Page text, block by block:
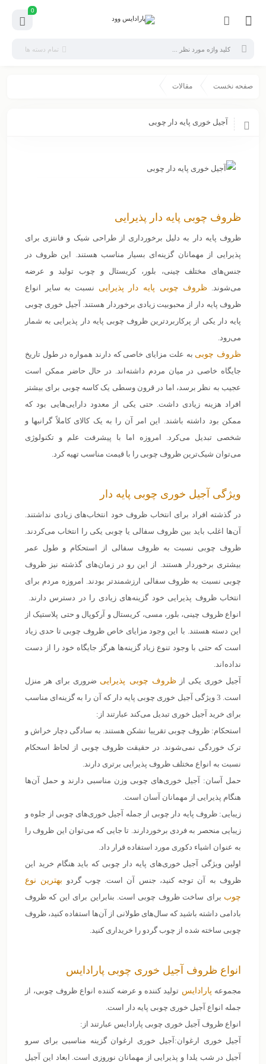
0
تمام دسته ها
صفحه نخست مقالات
آجیل خوری پایه دار چوبی
ظروف چوبی پایه دار پذیرایی
ظروف پایه دار به دلیل برخورداری از طراحی شیک و فانتزی برای
پذیرایی از مهمانان گزینه‌ای بسیار مناسب هستند. این ظروف در
جنس‌های مختلف چینی، بلور، کریستال و چوب تولید و عرضه
می‌شوند. ظروف چوبی پایه دار پذیرایی نسبت به سایر انواع
ظروف پایه دار از محبوبیت زیادی برخوردار هستند. آجیل خوری چوبی
پایه دار یکی از پرکاربردترین ظروف چوبی پایه دار پذیرایی به شمار
می‌رود.
ظروف چوبی به علت مزایای خاصی که دارند همواره در طول تاریخ
جایگاه خاصی در میان مردم داشته‌اند. در حال حاضر ممکن است
عجیب به نظر برسد، اما در قرون وسطی یک کاسه چوبی برای بیشتر
افراد هزینه زیادی داشت. حتی یکی از معدود دارایی‌هایی بود که
ممکن بود داشته باشند. این امر آن را به یک کالای کاملاً گرانبها و
شخصی تبدیل می‌کرد‌. امروزه اما با پیشرفت علم و تکنولوژی
می‌توان شیک‌ترین ظروف چوبی را با قیمت مناسب تهیه کرد.
ویژگی آجیل خوری چوبی پایه دار
در گذشته افراد برای انتخاب ظروف خود انتخاب‌های زیادی نداشتند.
آن‌ها اغلب باید بین ظروف سفالی یا چوبی یکی را انتخاب می‌کردند.
ظروف چوبی نسبت به ظروف سفالی از استحکام و طول عمر
بیشتری برخوردار هستند. از این رو در زمان‌های گذشته نیز ظروف
چوبی نسبت به ظروف سفالی ارزشمندتر بودند. امروزه مردم برای
انتخاب ظروف پذیرایی خود گزینه‌های زیادی را در دسترس دارند.
انواع ظروف چینی، بلور، مسی، کریستال و آرکوپال و حتی پلاستیک از
این دسته هستند. با این وجود مزایای خاص ظروف چوبی تا حدی زیاد
است که حتی با وجود تنوع زیاد گزینه‌ها هرگز جایگاه خود را از دست
نداده‌اند.
آجیل خوری یکی ازظروف چوبی پذیرایی ضروری برای هر منزل
است. 3 ویژگی آجیل خوری چوبی پایه دار که آن را به گزینه‌ای مناسب
برای خرید آجیل خوری تبدیل می‌کند عبارتند از:
استحکام: ظروف چوبی تقریبا نشکن هستند. به سادگی دچار خراش و
ترک خوردگی نمی‌شوند. در حقیقت ظروف چوبی از لحاظ اسحکام
نسبت به انواع مختلف ظروف پذیرایی برتری دارند.
حمل آسان: آجیل‌ خوری‌های چوبی وزن مناسبی دارند و حمل آن‌ها
هنگام پذیرایی از مهمانان آسان است.
زیبایی: ظروف پایه دار چوبی از جمله آجیل خوری‌های چوبی از جلوه و
زیبایی منحصر به فردی برخوردارند. تا جایی که می‌توان این ظروف را
به عنوان اشیاء دکوری مورد استفاده قرار داد.
اولین ویژگی آجیل خوری‌های پایه دار چوبی که باید هنگام خرید این
ظروف به آن‌ توجه کنید، جنس آن است‌. چوب گردو بهترین نوع
چوب برای ساخت ظروف چوبی است. بنابراین برای این که ظروف
بادامی داشته باشید که سال‌های طولانی از آن‌ها استفاده کنید، ظروف
چوبی ساخته شده از چوب گردو را خریداری کنید.
انواع ظروف آجیل خوری چوبی پارادایس
مجموعه پارادایس تولید کننده و عرضه کننده انواع ظروف چوبی، از
جمله انواع آجیل خوری چوبی پایه دار است.
انواع ظروف آجیل خوری چوبی پارادایس عبارتند از:
آجیل خوری ارغوان:آجیل خوری ارغوان گزینه مناسبی برای سرو
آجیل در شب یلدا و پذیرایی از مهمانان نوروزی است. ابعاد این آجیل